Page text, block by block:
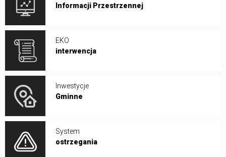
Informacji Przestrzennej
EKO
interwencja
Inwestycje
Gminne
System
ostrzegania